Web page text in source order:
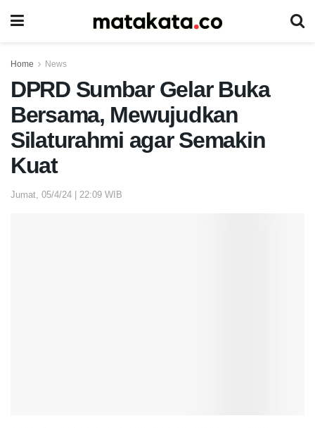
Home News
DPRD Sumbar Gelar Buka
Bersama, Mewujudkan
Silaturahmi agar Semakin
Kuat
Jumat, 05/4/24 | 22:09 WIB